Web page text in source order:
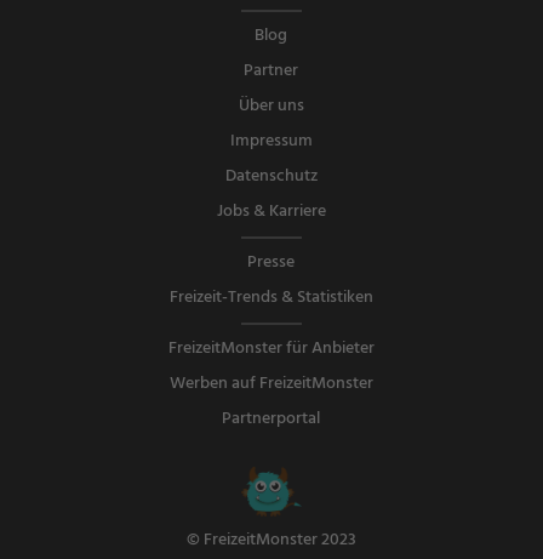
Blog
Partner
Über uns
Impressum
Datenschutz
Jobs & Karriere
Presse
Freizeit-Trends & Statistiken
FreizeitMonster für Anbieter
Werben auf FreizeitMonster
Partnerportal
© FreizeitMonster 2023